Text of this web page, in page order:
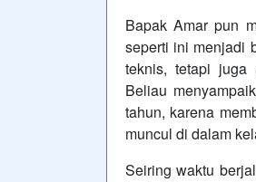
Bapak Amar pun
seperti ini menjadi
teknis, tetapi juga
Beliau
tahun, karena
muncul di dalam
Seiring waktu